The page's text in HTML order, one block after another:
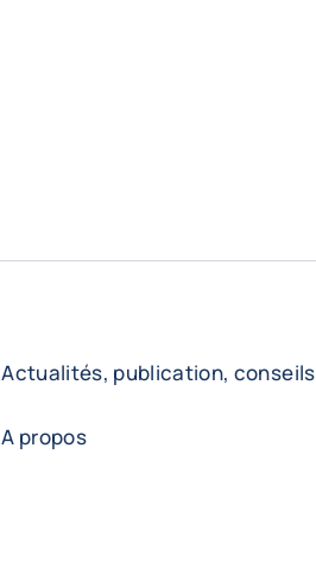
Actualités, publication, conseils
A propos